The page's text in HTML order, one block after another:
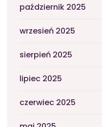
październik 2025
wrzesień 2025
sierpień 2025
lipiec 2025
czerwiec 2025